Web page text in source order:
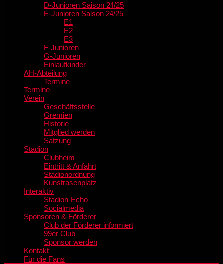
D-Junioren Saison 24/25
E-Junioren Saison 24/25
E1
E2
E3
F-Junioren
G-Junioren
Einlaufkinder
AH-Abteilung
Termine
Termine
Verein
Geschäftsstelle
Gremien
Historie
Mitglied werden
Satzung
Stadion
Clubheim
Eintritt & Anfahrt
Stadionordnung
Kunstrasenplatz
Interaktiv
Stadion-Echo
Socialmedia
Sponsoren & Förderer
Club der Förderer informiert
99er Club
Sponsor werden
Kontakt
Für die Fans